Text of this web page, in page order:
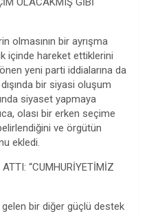
olmasının bir ayrışma
içinde hareket ettiklerini
yeni parti iddialarına da
bir siyasi oluşum
siyaset yapmaya
olası bir erken seçime
ve örgütün
ekledi.
“CUMHURİYETİMİZ
gelen bir diğer güçlü destek